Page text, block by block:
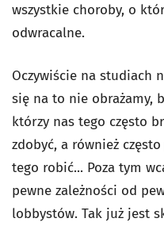
wszystkie choroby, o
odwracalne.
Oczywiście na studiach
się na to nie obrażamy,
którzy nas tego często
zdobyć, a również
tego robić... Poza tym
pewne zależności od
lobbystów. Tak już jest